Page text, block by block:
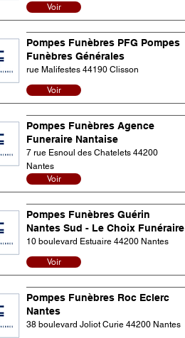
Voir
Pompes Funèbres PFG Pompes
Funèbres Générales
rue Malifestes 44190 Clisson
Voir
Pompes Funèbres Agence
Funeraire Nantaise
7 rue Esnoul des Chatelets 44200
Nantes
Voir
Pompes Funèbres Guérin
Nantes Sud - Le Choix Funéraire
10 boulevard Estuaire 44200 Nantes
Voir
Pompes Funèbres Roc Eclerc
Nantes
38 boulevard Joliot Curie 44200 Nantes